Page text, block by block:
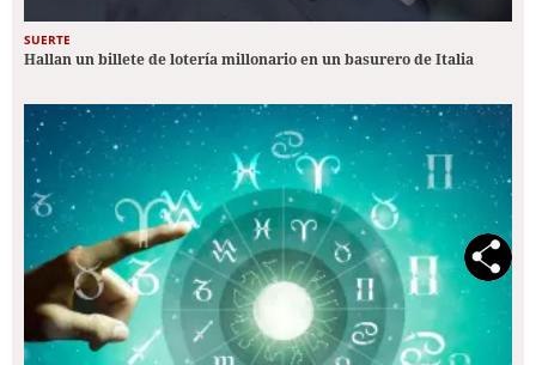
SUERTE
Hallan un billete de lotería millonario en un basurero de Italia